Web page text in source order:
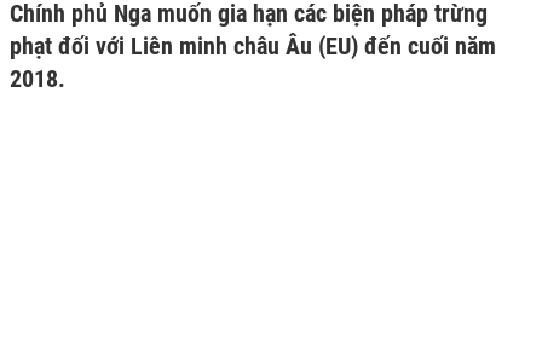
Chính phủ Nga muốn gia hạn các biện pháp trừng
phạt đối với Liên minh châu Âu (EU) đến cuối năm
2018.